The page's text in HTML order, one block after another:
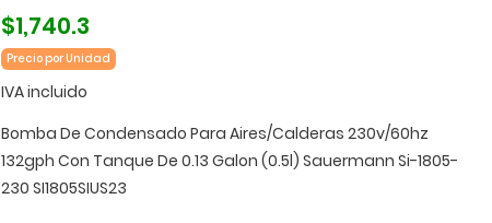
$1,740.3
Precio por Unidad
IVA incluido
Bomba De Condensado Para Aires/Calderas 230v/60hz
132gph Con Tanque De 0.13 Galon (0.5l) Sauermann Si-1805-
230 SI1805SIUS23